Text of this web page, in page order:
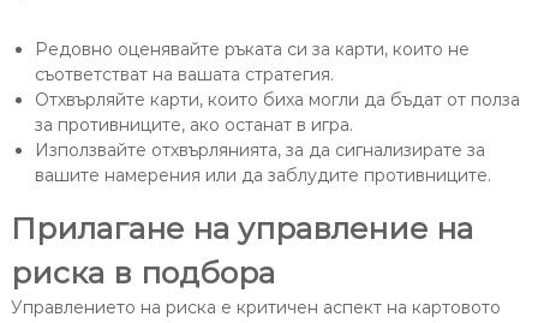
Редовно оценявайте ръката си за карти, които не
съответстват на вашата стратегия.
Отхвърляйте карти, които биха могли да бъдат от полза
за противниците, ако останат в игра.
Използвайте отхвърлянията, за да сигнализирате за
вашите намерения или да заблудите противниците.
Прилагане на управление на
риска в подбора
Управлението на риска е критичен аспект на картовото